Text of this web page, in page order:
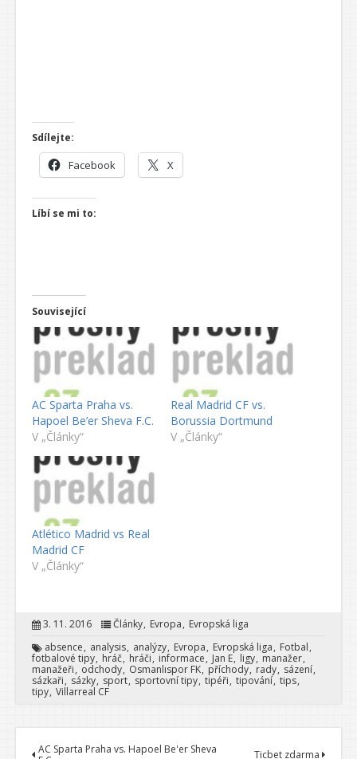
Sdílejte:
Facebook X
Líbí se mi to:
Související
AC Sparta Praha vs.
Hapoel Be’er Sheva F.C.
V „Články“
Real Madrid CF vs.
Borussia Dortmund
V „Články“
Atlético Madrid vs Real
Madrid CF
V „Články“
3. 11. 2016 Články Evropa
Evropská liga
absence
analysis analýzy Evropa Evropská liga
Fotbal
fotbalové tipy hráč hráči informace Jan E ligy manažer
manažeři
odchody Osmanlıspor FK příchody rady sázení
sázkaři
sázky sport sportovní tipy tipéři tipování tips
tipy Villarreal CF
AC Sparta Praha vs. Hapoel Be'er Sheva
Ticbet zdarma